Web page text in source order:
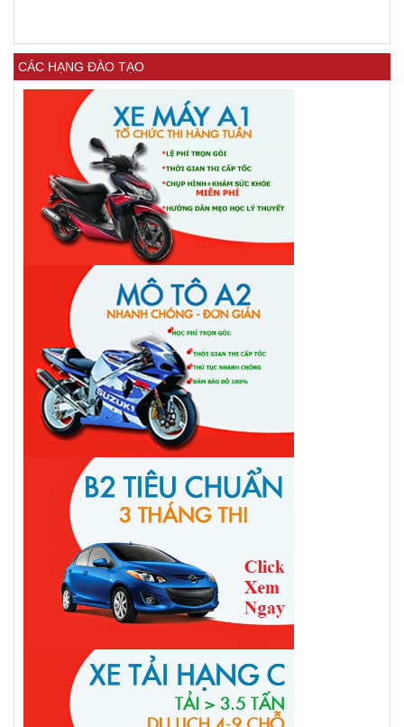
CÁC HẠNG ĐÀO TẠO